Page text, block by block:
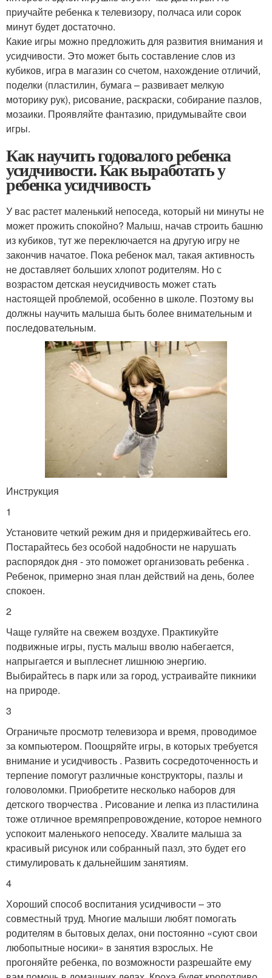
приучайте ребенка к телевизору, полчаса или сорок
минут будет достаточно.
Какие игры можно предложить для развития внимания и
усидчивости. Это может быть составление слов из
кубиков, игра в магазин со счетом, нахождение отличий,
поделки (пластилин, бумага – развивает мелкую
моторику рук), рисование, раскраски, собирание пазлов,
мозаики. Проявляйте фантазию, придумывайте свои
игры.
Как научить годовалого ребенка
усидчивости. Как выработать у
ребенка усидчивость
У вас растет маленький непоседа, который ни минуты не
может прожить спокойно? Малыш, начав строить башню
из кубиков, тут же переключается на другую игру не
закончив начатое. Пока ребенок мал, такая активность
не доставляет больших хлопот родителям. Но с
возрастом детская неусидчивость может стать
настоящей проблемой, особенно в школе. Поэтому вы
должны научить малыша быть более внимательным и
последовательным.
Инструкция
1
Установите четкий режим дня и придерживайтесь его.
Постарайтесь без особой надобности не нарушать
распорядок дня - это поможет организовать ребенка .
Ребенок, примерно зная план действий на день, более
спокоен.
2
Чаще гуляйте на свежем воздухе. Практикуйте
подвижные игры, пусть малыш вволю набегается,
напрыгается и выплеснет лишнюю энергию.
Выбирайтесь в парк или за город, устраивайте пикники
на природе.
3
Ограничьте просмотр телевизора и время, проводимое
за компьютером. Поощряйте игры, в которых требуется
внимание и усидчивость . Развить сосредоточенность и
терпение помогут различные конструкторы, пазлы и
головоломки. Приобретите несколько наборов для
детского творчества . Рисование и лепка из пластилина
тоже отличное времяпрепровождение, которое немного
успокоит маленького непоседу. Хвалите малыша за
красивый рисунок или собранный пазл, это будет его
стимулировать к дальнейшим занятиям.
4
Хороший способ воспитания усидчивости – это
совместный труд. Многие малыши любят помогать
родителям в бытовых делах, они постоянно «суют свои
любопытные носики» в занятия взрослых. Не
прогоняйте ребенка, по возможности разрешайте ему